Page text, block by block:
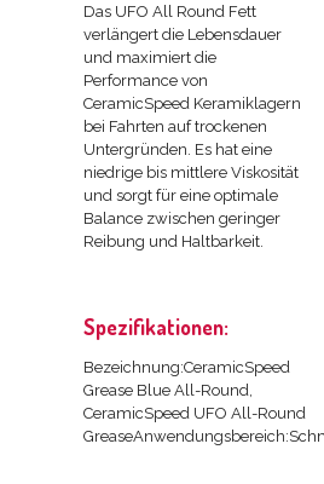
Das UFO All Round Fett
verlängert die Lebensdauer
und maximiert die
Performance von
CeramicSpeed Keramiklagern
bei Fahrten auf trockenen
Untergründen. Es hat eine
niedrige bis mittlere Viskosität
und sorgt für eine optimale
Balance zwischen geringer
Reibung und Haltbarkeit.
Spezifikationen:
Bezeichnung:CeramicSpeed
Grease Blue All-Round,
CeramicSpeed UFO All-Round